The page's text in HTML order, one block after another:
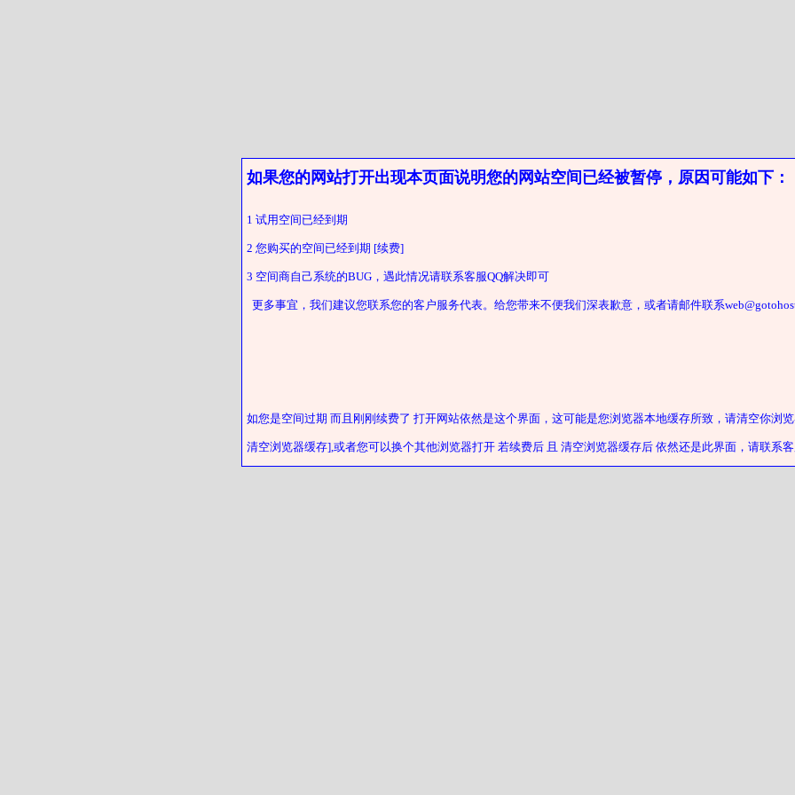
如果您的网站打开出现本页面说明您的网站空间已经被暂停，原因可能如下：
1 试用空间已经到期
2 您购买的空间已经到期 [续费]
3 空间商自己系统的BUG，遇此情况请联系客服QQ解决即可
更多事宜，我们建议您联系您的客户服务代表。给您带来不便我们深表歉意，或者请邮件联系
如您是空间过期 而且刚刚续费了 打开网站依然是这个界面，这可能是您浏览器本地缓存所致，请清空你浏
清空浏览器缓存],或者您可以换个其他浏览器打开 若续费后 且 清空浏览器缓存后 依然还是此界面，请联系